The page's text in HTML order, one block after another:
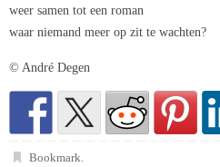
weer samen tot een roman
waar niemand meer op zit te wachten?
© André Degen
Bookmark.